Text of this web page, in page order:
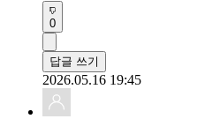
0
답글 쓰기
2026.05.16 19:45